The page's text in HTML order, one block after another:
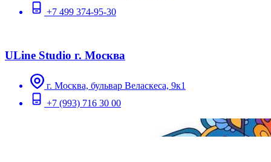
+7 499 374-95-30
ULine Studio г. Москва
г. Москва, бульвар Веласкеса, 9к1
+7 (993) 716 30 00